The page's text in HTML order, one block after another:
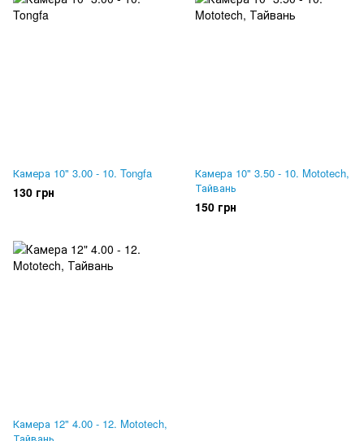
Камера 10" 3.00 - 10. Tongfa
130 грн
Камера 10" 3.50 - 10. Mototech,
Тайвань
150 грн
Камера 12" 4.00 - 12. Mototech,